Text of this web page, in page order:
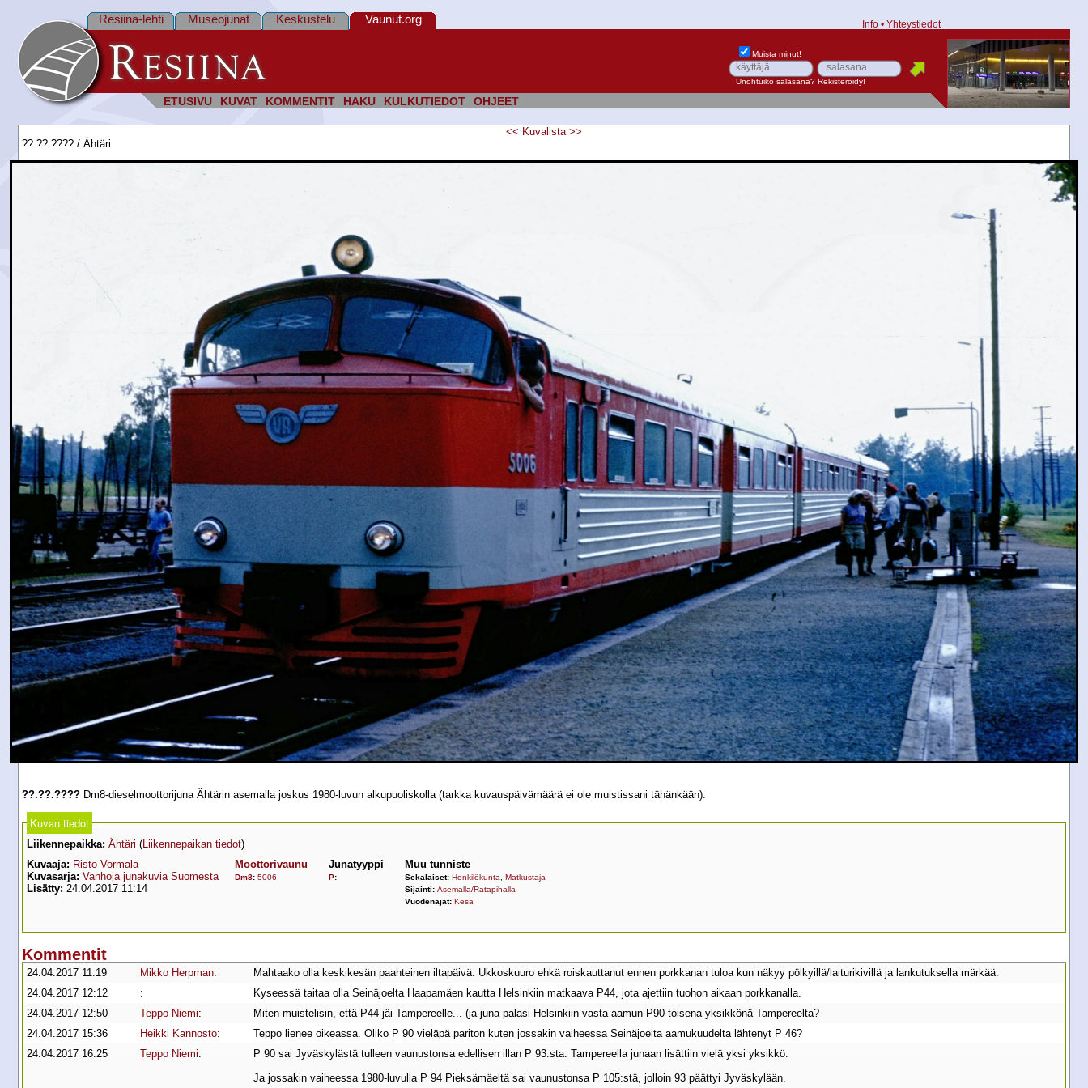
ETUSIVU KUVAT KOMMENTIT HAKU KULKUTIEDOT OHJEET
Resiina-lehti Museojunat Keskustelu Vaunut.org Info • Yhteystiedot
Muista minut!
Unohtuiko salasana? Rekisteröidy!
<< Kuvalista >>
??.??.???? / Ähtäri
??.??.???? Dm8-dieselmoottorijuna Ähtärin asemalla joskus 1980-luvun alkupuoliskolla (tarkka kuvauspäivämäärä ei ole muistissani tähänkään).
Kuvan tiedot
Liikennepaikka: Ähtäri ( Liikennepaikan tiedot)
Kuvaaja: Risto Vormala
Kuvasarja: Vanhoja junakuvia Suomesta
Lisätty: 24.04.2017 11:14
Moottorivaunu
Dm8: 5006
Junatyyppi
P:
Muu tunniste
Sekalaiset: Henkilökunta
Matkustaja
Sijainti: Asemalla/Ratapihalla
Vuodenajat: Kesä
Kommentit
24.04.2017 11:19 Mikko Herpman:
Mahtaako olla keskikesän paahteinen iltapäivä. Ukkoskuuro ehkä roiskauttanut ennen porkkanan tuloa kun näkyy pölkyillä/laiturikivillä ja lankutuksella märkää.
24.04.2017 12:12
:
Kyseessä taitaa olla Seinäjoelta Haapamäen kautta Helsinkiin matkaava P44, jota ajettiin tuohon aikaan porkkanalla.
24.04.2017 12:50
Teppo Niemi:
Miten muistelisin, että P44 jäi Tampereelle... (ja juna palasi Helsinkiin vasta aamun P90 toisena yksikkönä Tampereelta?
24.04.2017 15:36
Heikki Kannosto:
Teppo lienee oikeassa. Oliko P 90 vieläpä pariton kuten jossakin vaiheessa Seinäjoelta aamukuudelta lähtenyt P 46?
24.04.2017 16:25
Teppo Niemi:
P 90 sai Jyväskylästä tulleen vaunustonsa edellisen illan P 93:sta. Tampereella junaan lisättiin vielä yksi yksikkö.
Ja jossakin vaiheessa 1980-luvulla P 94 Pieksämäeltä sai vaunustonsa P 105:stä, jolloin 93 päättyi Jyväskylään.